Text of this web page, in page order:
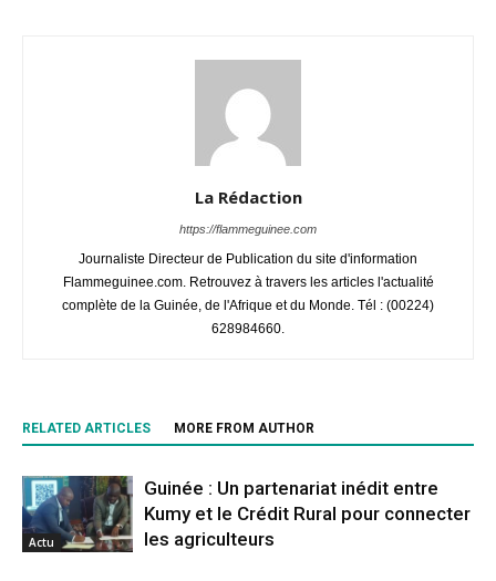
La Rédaction
https://flammeguinee.com
Journaliste Directeur de Publication du site d'information
Flammeguinee.com. Retrouvez à travers les articles l'actualité
complète de la Guinée, de l'Afrique et du Monde. Tél : (00224)
628984660.
RELATED ARTICLES MORE FROM AUTHOR
Actu
Guinée : Un partenariat inédit entre
Kumy et le Crédit Rural pour connecter
les agriculteurs